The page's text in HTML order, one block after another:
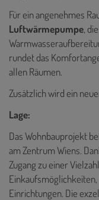
Für ein angenehmes
Luftwärmepumpe,
rundet das
allen Räumen.
Zusätzlich wird ein
Lage:
Das Wohnbauprojekt
am Zentrum Wiens.
Zugang zu einer
Einrichtungen. Die